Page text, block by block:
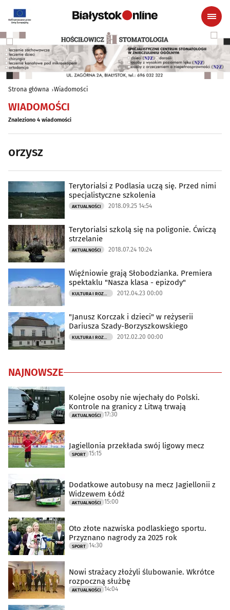
Strona główna Wiadomości
WIADOMOŚCI
Znaleziono 4 wiadomości
orzysz
Terytorialsi z Podlasia uczą się. Przed nimi
specjalistyczne szkolenia
AKTUALNOŚCI 2018.09.25 14:54
Terytorialsi szkolą się na poligonie. Ćwiczą
strzelanie
AKTUALNOŚCI 2018.07.24 10:24
Więźniowie grają Słobodzianka. Premiera
spektaklu "Nasza klasa - epizody"
KULTURA I ROZRYWKA 2012.04.23 00:00
"Janusz Korczak i dzieci" w reżyserii
Dariusza Szady-Borzyszkowskiego
KULTURA I ROZRYWKA 2012.02.20 00:00
NAJNOWSZE
Kolejne osoby nie wjechały do Polski.
Kontrole na granicy z Litwą trwają
AKTUALNOŚCI 17:30
Jagiellonia przekłada swój ligowy mecz
SPORT 15:15
Dodatkowe autobusy na mecz Jagiellonii z
Widzewem Łódź
AKTUALNOŚCI 15:00
Oto złote nazwiska podlaskiego sportu.
Przyznano nagrody za 2025 rok
SPORT 14:30
Nowi strażacy złożyli ślubowanie. Wkrótce
rozpoczną służbę
AKTUALNOŚCI 14:04